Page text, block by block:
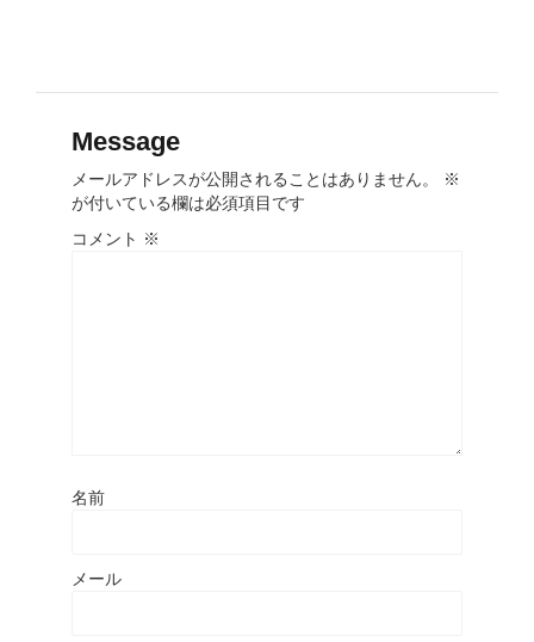
Message
メールアドレスが公開されることはありません。
※
が付いている欄は必須項目です
コメント ※
名前
メール